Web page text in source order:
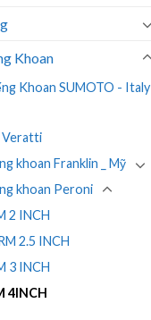
Khoan
Khoan SUMOTO - Italy
Veratti
khoan Franklin _ Mỹ
khoan Peroni
2 INCH
2.5 INCH
3 INCH
4INCH